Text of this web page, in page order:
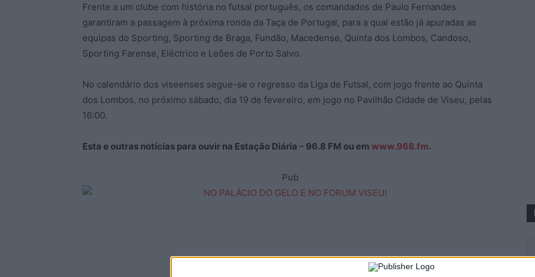
Frente a um clube com história no futsal português, os comandados de Paulo Fernandes
garantiram a passagem à próxima ronda da Taça de Portugal, para a qual estão já apuradas as
equipas do Sporting, Sporting de Braga, Fundão, Macedense, Quinta dos Lombos, Candoso,
Sporting Farense, Eléctrico e Leões de Porto Salvo.
No calendário dos viseenses segue-se o regresso da Liga de Futsal, com jogo frente ao Quinta
dos Lombos, no próximo sábado, dia 19 de fevereiro, em jogo no Pavilhão Cidade de Viseu, pelas
16:00.
Esta e outras notícias para ouvir na Estação Diária – 96.8 FM ou em www.968.fm.
Pub